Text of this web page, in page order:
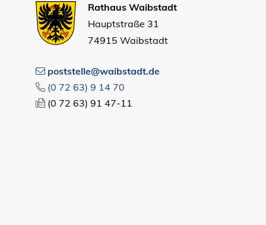
Rathaus Waibstadt
Hauptstraße 31
74915 Waibstadt
poststelle@waibstadt.de
(0 72 63) 9 14 70
(0 72 63) 91 47-11